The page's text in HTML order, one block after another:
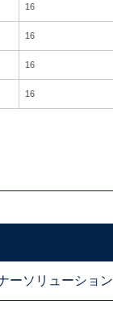
16
16
16
16
ーソリューション